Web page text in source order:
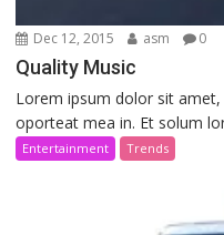
Dec 12, 2015 asm 0
Quality Music
Lorem ipsum dolor sit
oporteat mea in. Et solum
Entertainment Trends